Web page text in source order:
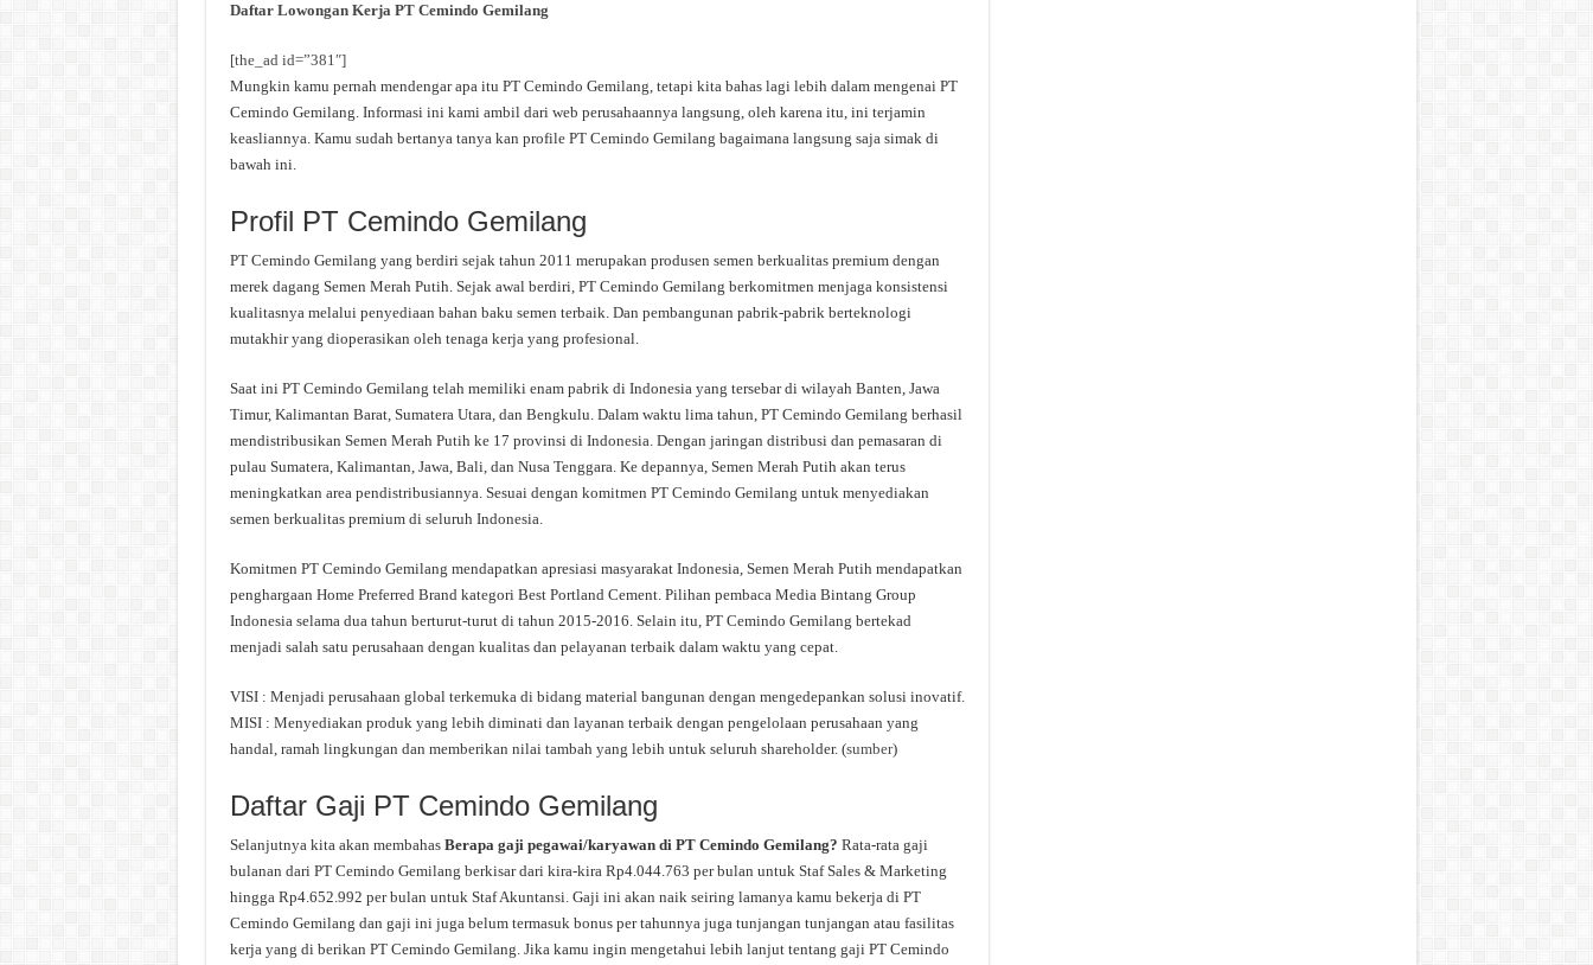
Daftar Lowongan Kerja PT Cemindo Gemilang
[the_ad id=”381″]
Mungkin kamu pernah mendengar apa itu PT Cemindo Gemilang, tetapi kita bahas lagi lebih dalam mengenai PT
Cemindo Gemilang. Informasi ini kami ambil dari web perusahaannya langsung, oleh karena itu, ini terjamin
keasliannya. Kamu sudah bertanya tanya kan profile PT Cemindo Gemilang bagaimana langsung saja simak di
bawah ini.
Profil PT Cemindo Gemilang
PT Cemindo Gemilang yang berdiri sejak tahun 2011 merupakan produsen semen berkualitas premium dengan
merek dagang Semen Merah Putih. Sejak awal berdiri, PT Cemindo Gemilang berkomitmen menjaga konsistensi
kualitasnya melalui penyediaan bahan baku semen terbaik. Dan pembangunan pabrik-pabrik berteknologi
mutakhir yang dioperasikan oleh tenaga kerja yang profesional.
Saat ini PT Cemindo Gemilang telah memiliki enam pabrik di Indonesia yang tersebar di wilayah Banten, Jawa
Timur, Kalimantan Barat, Sumatera Utara, dan Bengkulu. Dalam waktu lima tahun, PT Cemindo Gemilang berhasil
mendistribusikan Semen Merah Putih ke 17 provinsi di Indonesia. Dengan jaringan distribusi dan pemasaran di
pulau Sumatera, Kalimantan, Jawa, Bali, dan Nusa Tenggara. Ke depannya, Semen Merah Putih akan terus
meningkatkan area pendistribusiannya. Sesuai dengan komitmen PT Cemindo Gemilang untuk menyediakan
semen berkualitas premium di seluruh Indonesia.
Komitmen PT Cemindo Gemilang mendapatkan apresiasi masyarakat Indonesia, Semen Merah Putih mendapatkan
penghargaan Home Preferred Brand kategori Best Portland Cement. Pilihan pembaca Media Bintang Group
Indonesia selama dua tahun berturut-turut di tahun 2015-2016. Selain itu, PT Cemindo Gemilang bertekad
menjadi salah satu perusahaan dengan kualitas dan pelayanan terbaik dalam waktu yang cepat.
VISI : Menjadi perusahaan global terkemuka di bidang material bangunan dengan mengedepankan solusi inovatif.
MISI : Menyediakan produk yang lebih diminati dan layanan terbaik dengan pengelolaan perusahaan yang
handal, ramah lingkungan dan memberikan nilai tambah yang lebih untuk seluruh shareholder. (sumber)
Daftar Gaji PT Cemindo Gemilang
Selanjutnya kita akan membahas Berapa gaji pegawai/karyawan di PT Cemindo Gemilang? Rata-rata gaji
bulanan dari PT Cemindo Gemilang berkisar dari kira-kira Rp4.044.763 per bulan untuk Staf Sales & Marketing
hingga Rp4.652.992 per bulan untuk Staf Akuntansi. Gaji ini akan naik seiring lamanya kamu bekerja di PT
Cemindo Gemilang dan gaji ini juga belum termasuk bonus per tahunnya juga tunjangan tunjangan atau fasilitas
kerja yang di berikan PT Cemindo Gemilang. Jika kamu ingin mengetahui lebih lanjut tentang gaji PT Cemindo